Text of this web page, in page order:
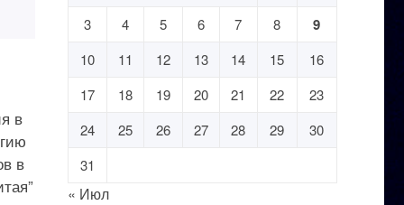
в
в
3
4 5 6 7 8 9
10 11 12 13 14 15
16
17
18 19 20 21 22
23
24
25 26 27 28 29
30
31
« Июл